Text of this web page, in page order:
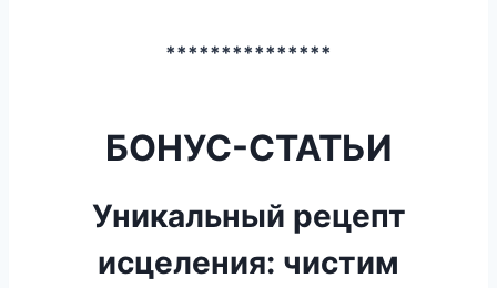
***************
БОНУС-СТАТЬИ
Уникальный рецепт
исцеления: чистим